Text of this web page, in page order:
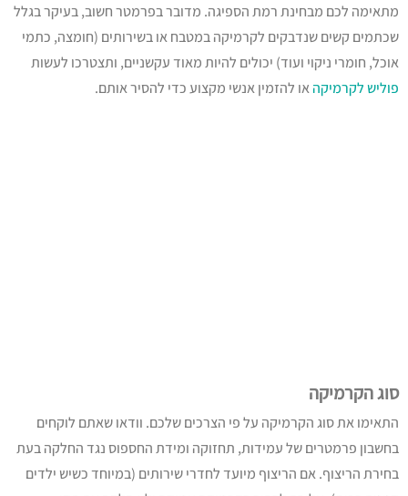
מתאימה לכם מבחינת רמת הספיגה. מדובר בפרמטר חשוב, בעיקר בגלל
שכתמים קשים שנדבקים לקרמיקה במטבח או בשירותים (חומצה, כתמי
אוכל, חומרי ניקוי ועוד) יכולים להיות מאוד עקשניים, ותצטרכו לעשות
פוליש לקרמיקהאו להזמין אנשי מקצוע כדי להסיר אותם.
סוג הקרמיקה
התאימו את סוג הקרמיקה על פי הצרכים שלכם. וודאו שאתם לוקחים
בחשבון פרמטרים של עמידות, תחזוקה ומידת החספוס נגד החלקה בעת
בחירת הריצוף. אם הריצוף מיועד לחדרי שירותים (במיוחד כשיש ילדים